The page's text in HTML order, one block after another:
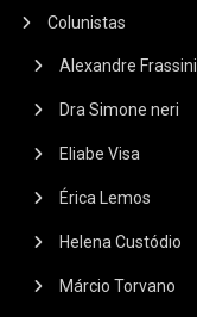
Colunistas
Alexandre Frassini
Dra Simone neri
Eliabe Visa
Érica Lemos
Helena Custódio
Márcio Torvano